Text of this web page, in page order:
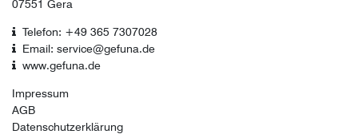
07551 Gera
Telefon: +49 365 7307028
Email: service@gefuna.de
www.gefuna.de
Impressum
AGB
Datenschutzerklärung